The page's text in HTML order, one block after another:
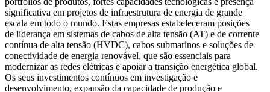
significativa em projetos de infraestrutura de energia de grande
escala em todo o mundo. Estas empresas estabeleceram posições
de liderança em sistemas de cabos de alta tensão (AT) e de corrente
contínua de alta tensão (HVDC), cabos submarinos e soluções de
conectividade de energia renovável, que são essenciais para
modernizar as redes elétricas e apoiar a transição energética global.
Os seus investimentos contínuos em investigação e
desenvolvimento, expansão da capacidade de produção e